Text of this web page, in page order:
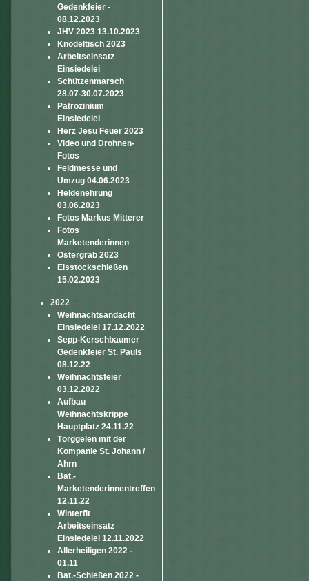
Gedenkfeier -
08.12.2023
JHV 2023 13.10.2023
Knödeltisch 2023
Arbeitseinsatz
Einsiedelei
Schützenmarsch
28.07-30.07.2023
Patrozinium
Einsiedelei
Herz Jesu Feuer 2023
Video und Drohnen-
Fotos
Feldmesse und
Umzug 04.06.2023
Heldenehrung
03.06.2023
Fotos Markus Mitterer
Fotos
Marketenderinnen
Ostergrab 2023
Eisstockschießen
15.02.2023
2022
Weihnachtsandacht
Einsiedelei 17.12.2022
Sepp-Kerschbaumer
Gedenkfeier St. Pauls
08.12.22
Weihnachtsfeier
03.12.2022
Aufbau
Weihnachtskrippe
Hauptplatz 24.11.22
Törggelen mit der
Kompanie St. Johann /
Ahrn
Bat.-
Marketenderinnentreffen
12.11.22
Winterfit
Arbeitseinsatz
Einsiedelei 12.11.2022
Allerheiligen 2022 -
01.11
Bat.-Schießen 2022 -